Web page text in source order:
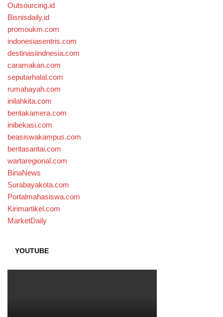
Outsourcing.id
Bisnisdaily.id
promoukm.com
indonesiasentris.com
destinasiindnesia.com
caramakan.com
seputarhalal.com
rumahayah.com
inilahkita.com
beritakamera.com
inibekasi.com
beasiswakampus.com
beritasantai.com
wartaregional.com
BinaNews
Surabayakota.com
Portalmahasiswa.com
Kirimartikel.com
MarketDaily
YOUTUBE